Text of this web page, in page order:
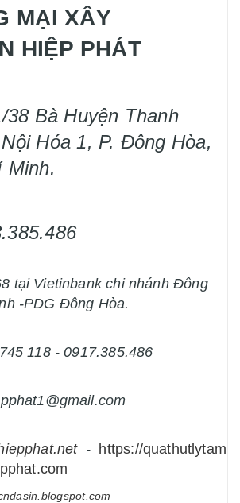
MẠI XÂY
HIỆP PHÁT
38 Bà Huyện Thanh
Hóa 1, P. Đông Hòa,
Minh.
tại Vietinbank chi nhánh Đông
-PDG Đông Hòa.
118 - 0917.385.486
net - https://